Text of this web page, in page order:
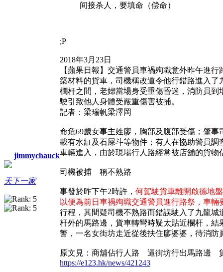
jimmychauck
天下一家
间接杀人，要填命（偿命）
;P
2018年3月23日
【蘋果日報】交通警員車禍殉職意外昨午進
築材料的貨車，司機稱改道令他行錯路進入
欄杆之間，老婦當場身受重傷昏迷，消防員
駛引致他人身體受嚴重傷害被捕。
記者：梁瑞帆梁澤岡
命危69歲女事主姓廖，胸部及腹部受傷；肇
載有水缸及石屎斗等物件；有人在協助警員
車輛進入，由於現場行人路經常被店舖的貨
司機被捕 稱不熟路
事發於昨下午2時許， 何駕駛貨車離開啟德地
以便為前日車禍殉職交通警員進行路祭，車輛
行程，其間疑司機不熟路而錯誤駛入了九龍
杆外的馬路邊，貨車轉彎時疑太貼近欄杆，
警，一名女街坊走近從後扶住廖婆婆，待消防
原文見：商舖佔行人路 逼街坊行出馬路邊
https://e123.hk/news/421243